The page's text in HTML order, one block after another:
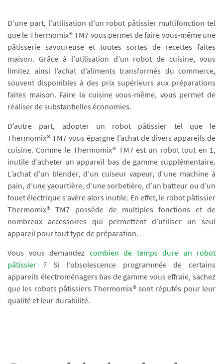
D’une part, l’utilisation d’un robot pâtissier multifonction tel
que le Thermomix® TM7 vous permet de faire vous-même une
pâtisserie savoureuse et toutes sortes de recettes faites
maison. Grâce à l’utilisation d’un robot de cuisine, vous
limitez ainsi l’achat d’aliments transformés du commerce,
souvent disponibles à des prix supérieurs aux préparations
faites maison. Faire la cuisine vous-même, vous permet de
réaliser de substantielles économies.
D’autre part, adopter un robot pâtissier tel que le
Thermomix® TM7 vous épargne l’achat de divers appareils de
cuisine. Comme le Thermomix® TM7 est un robot tout en 1,
inutile d’acheter un appareil bas de gamme supplémentaire.
L’achat d’un blender, d’un cuiseur vapeur, d’une machine à
pain, d’une yaourtière, d’une sorbetière, d’un batteur ou d’un
fouet électrique s’avère alors inutile. En effet, le robot pâtissier
Thermomix® TM7 possède de multiples fonctions et de
nombreux accessoires qui permettent d’utiliser un seul
appareil pour tout type de préparation.
Vous vous demandez combien de temps dure un robot
pâtissier ? Si l’obsolescence programmée de certains
appareils électroménagers bas de gamme vous effraie, sachez
que les robots pâtissiers Thermomix® sont réputés pour leur
qualité et leur durabilité.